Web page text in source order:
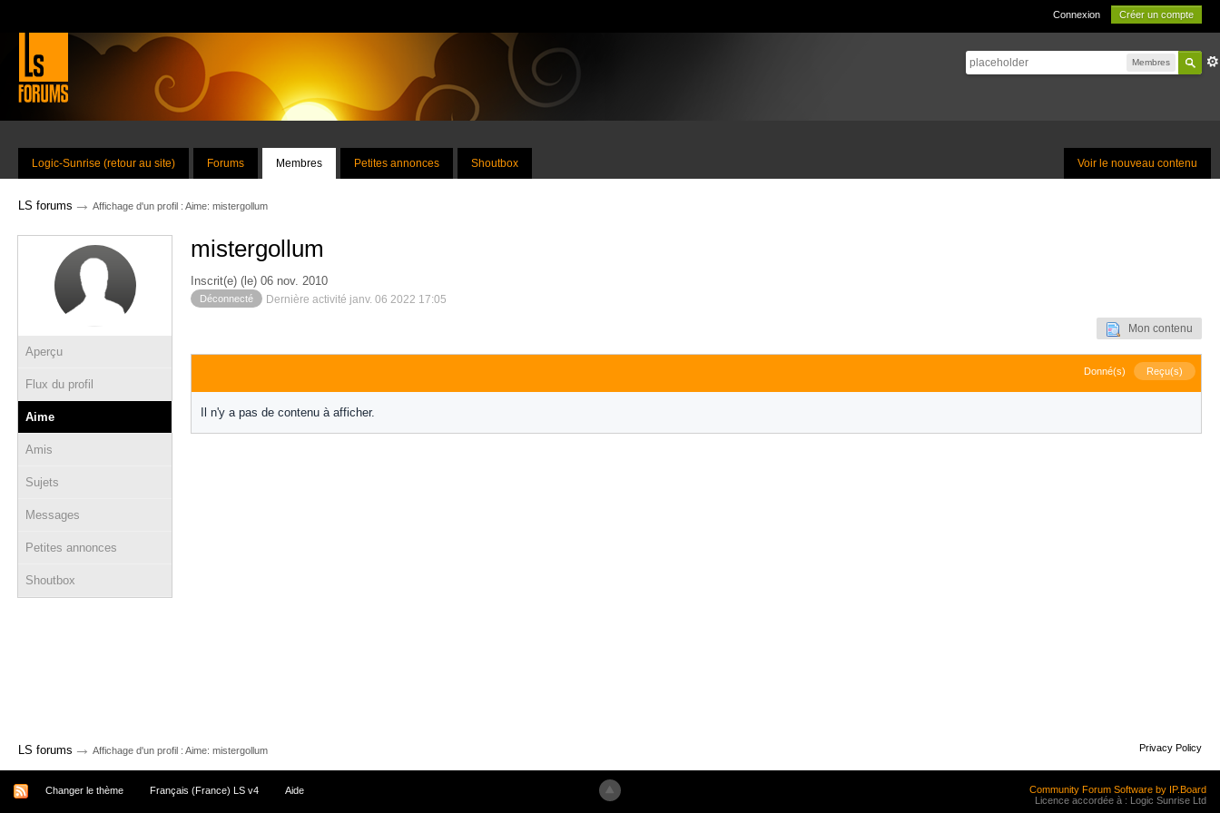
Connexion Créer un compte
Membres
Voir le nouveau contenu
Logic-Sunrise (retour au site) Forums Membres Petites annonces Shoutbox
LS forums → Affichage d'un profil : Aime: mistergollum
Aperçu
Flux du profil
Aime
Amis
Sujets
Messages
Petites annonces
Shoutbox
mistergollum
Inscrit(e) (le) 06 nov. 2010
Déconnecté Dernière activité janv. 06 2022 17:05
Mon contenu
Donné(s) Reçu(s)
Il n'y a pas de contenu à afficher.
LS forums → Affichage d'un profil : Aime: mistergollum Privacy Policy
Changer le thème Français (France) LS v4 Aide
Community Forum Software by IP.Board
Licence accordée à : Logic Sunrise Ltd